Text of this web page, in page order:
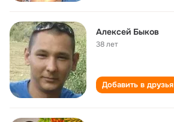
Алексей Быков
38 лет
Добавить в друзья